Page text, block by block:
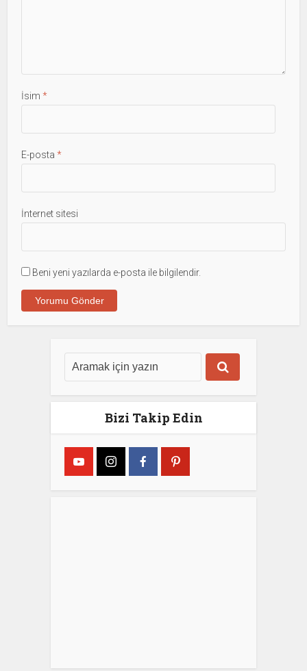
İsim*
E-posta*
İnternet sitesi
Beni yeni yazılarda e-posta ile bilgilendir.
Bizi Takip Edin